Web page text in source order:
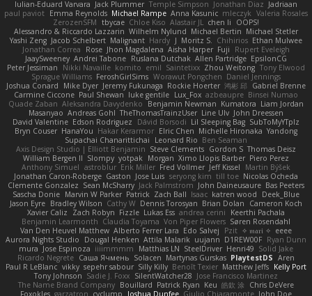
Iulian-Eduard Varvara Jack Plummer Temple Simpson Jonathan Diaz Jadriaan
paul paviot Emma Reynolds Michael Rampe Anna Kasunic mleczyk Valeria Rosales
ZerozenSFM tbycae Chloe Kiso Alastair JL chen li
OOPS!
Alessandro & Riccardo Lazzarin Wilhelm Nylund Michael Bertin Michael Stetler
Yashi Zeng Jacob Schelbert Malignant Hardy J Moritz S. Chihirios Ethan Mulwee
Jonathan Correa
Rose Jhon Magdalena Aisha Harper Fuji
Rupert Eveleigh
JaaySweeney Andrei Tabone Ruslana Dutchak Allen Partridge EpsilonCG
Peter Jessiman
Nikki Navaille komito emil Saintetixx Zhou Weitong Tony Elwood
Sprague Williams FeroshGirlSims Worawut Pongchen Daniel Jennings
Joshua Conard
Mike Dyer Jeremy Fukunaga Rockie Hoerter 鸿彬 邱 Gabriel Brenne
Carmine Ciccone Paul Shewan luke gentile Lux_Fox azbeaupre Binsei Numao
Quade Zaban Aleksandra Davydenko Benjamin Newman Kumatora Liam Jordan
Masanyao Andreas Gohl TheThomasTrainzUser Line Ulv John Dreessen
David Valentine Edson Rodriguez Dávid Borsodi Lil Sleeping Bag SubToMyYTplz
Bryn Couser HanaYou Hakar Kerarmor Elric Chen Michelle Hironaka Yandong
Supachai Chanarittichai
Leonard Rio Ben Seaman
Axis Design Studio | Elliott Benjamin Steve Clements Gordon S Thomas Deisz
William Bergen II Slompy yotpak Morgan Ximo Llopis Barber Piero Perez
Anthony Simuel astroblur Erik Miller Fred Vollmer Jeff Kissel
Martin Býšek
Jonathan Caron-Roberge Gaston Jose Luis seryong kim till toe Nicolas Ocheda
Clemente Gonzalez Sean McSharry Jack Palmstrom John Daineusaure Bas Peeters
Sascha Donie Marvin W Parker Patrick Zach Ball Isaac katren wood
Deek_Blue
Jason Eyre Bradley Wilson Cathy W Dennis Torosyan Brian Dolan
Cameron Koch
Xavier Caliz
Zach Robyn Fizzle Lukas Ess andrea cerini
Keerthi Pachala
Benjamin Learmonth Claudia Toyama Von Piper Flowers Søren Rosendahl
Van Den Heuvel Matthew Alberto Ferrer Lara Edo Salvej Pzit ✧ 𝔪𝔞𝔯𝔦 ✧ eeee
Aurora Nights Studio
Dougal Henken Attila Malarik uujann D1REW00F Ryan Dunn
mura Jose Espinoza iiiimmmm Matthias LN SteelDriver Henri49 Solid Jake
Ricardo Negrete Саша Ячмень Solacen Martynas Gurskas PlaytestDS Aren
Paul R LeBlanc vikky sepehr sabour Silly Killy Benoît Texier Matthew Jeffs Kelly Port
Tony Johnson Sadie J. Foxx SilentWatcher28 Jose Francisco Martinez
The Name Brand Company Bouillard Patrick Ryan Keu 皓欽 涂 Chris DeVere
Foxokles garzatron cyclump Joshua Dunfee Giulio Chiaramonte John Doe